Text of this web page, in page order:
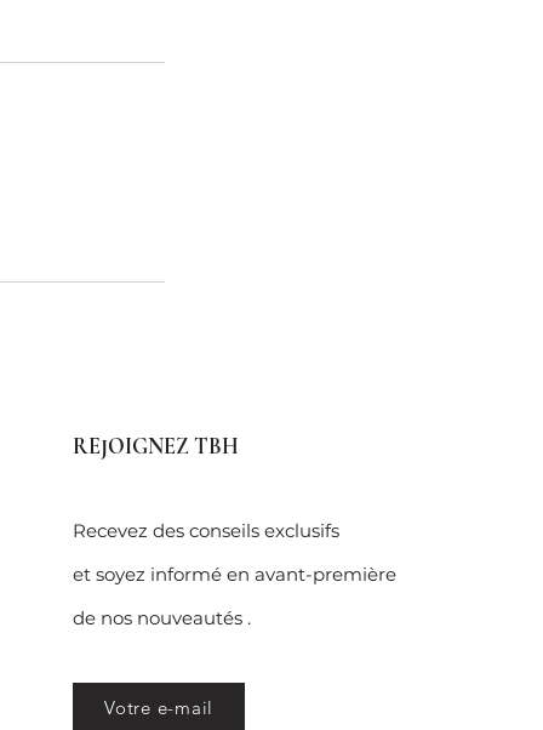
REJOIGNEZ TBH
Recevez des conseils exclusifs
et soyez informé en avant-première
de nos nouveautés .
Votre e-mail